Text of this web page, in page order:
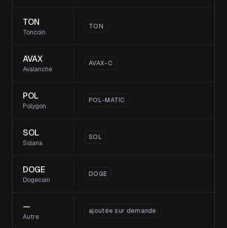
TON
Toncoin
TON
AVAX
Avalanche
AVAX-C
POL
Polygon
POL-MATIC
SOL
Solana
SOL
DOGE
Dogecoin
DOGE
—
Autre
ajoutée sur demande